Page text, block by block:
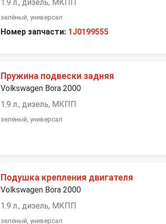
1.9 л., дизель, МКПП
зелёный, универсал
Номер запчасти: 1J0199555
Пружина подвески задняя
Volkswagen Bora 2000
1.9 л., дизель, МКПП
зелёный, универсал
Подушка крепления двигателя
Volkswagen Bora 2000
1.9 л., дизель, МКПП
зелёный, универсал